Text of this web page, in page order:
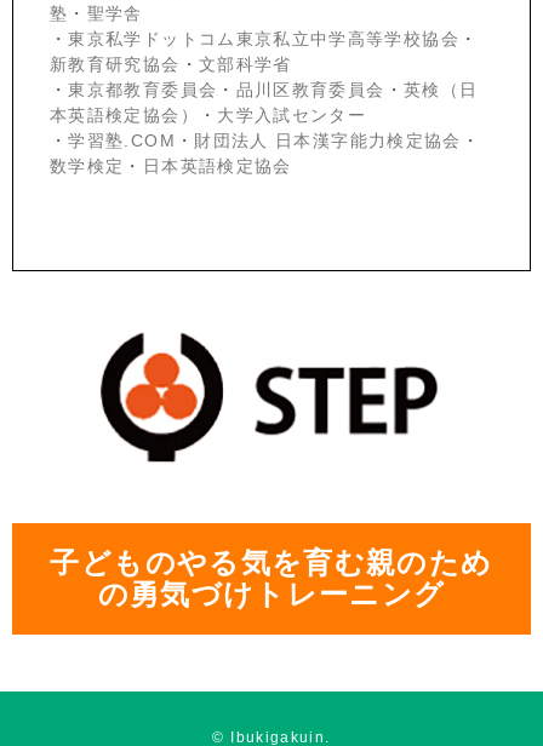
塾 ・ 聖学舎
・東京私学ドットコム東京私立中学高等学校協会 ・
新教育研究協会 ・ 文部科学省
・東京都教育委員会 ・ 品川区教育委員会 ・ 英検（日
本英語検定協会）
・ 大学入試センター
・学習塾.COM ・ 財団法人 日本漢字能力検定協会 ・
数学検定 ・ 日本英語検定協会
子どものやる気を育む親のため
の勇気づけトレーニング
© Ibukigakuin.